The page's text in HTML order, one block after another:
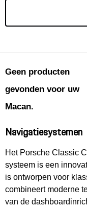
Mijn account
Klantenservice
Meer Porsche
Porsche
Geen producten
gevonden voor uw
Macan.
Navigatiesystemen
Het Porsche Classic
systeem is een
is ontworpen voor
combineert moderne
van de